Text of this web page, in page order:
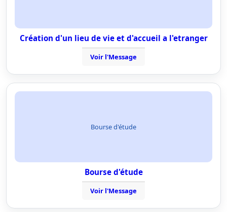
Création d'un lieu de vie et d'accueil a l'etranger
Voir l'Message
Bourse d'étude
Bourse d'étude
Voir l'Message